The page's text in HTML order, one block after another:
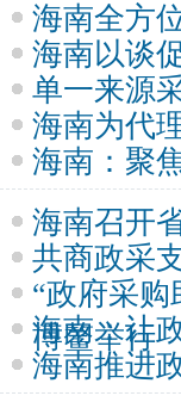
海南全方
海南以谈
单一来源
海南为代
海南：聚
海南召开
共商政采
“政府采
博鳌举行
海南：让
海南推进